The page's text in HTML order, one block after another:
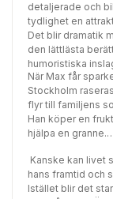
detaljerade och
tydlighet en
Det blir dramatik
den lättlästa
humoristiska
När Max får
Stockholm
flyr till familjens
Han köper en
hjälpa en granne.
Kanske kan livet
hans framtid och
Istället blir det